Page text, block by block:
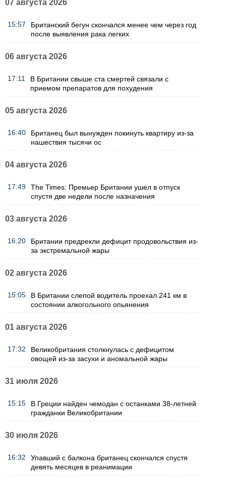
07 августа 2026
15:57
Британский бегун скончался менее чем через год
после выявления рака легких
06 августа 2026
17:11
В Британии свыше ста смертей связали с
приемом препаратов для похудения
05 августа 2026
16:40
Британец был вынужден покинуть квартиру из-за
нашествия тысячи ос
04 августа 2026
17:49
The Times: Премьер Британии ушел в отпуск
спустя две недели после назначения
03 августа 2026
16:20
Британии предрекли дефицит продовольствия из-
за экстремальной жары
02 августа 2026
15:05
В Британии слепой водитель проехал 241 км в
состоянии алкогольного опьянения
01 августа 2026
17:32
Великобритания столкнулась с дефицитом
овощей из-за засухи и аномальной жары
31 июля 2026
15:15
В Греции найден чемодан с останками 38-летней
гражданки Великобритании
30 июля 2026
16:32
Упавший с балкона британец скончался спустя
девять месяцев в реанимации